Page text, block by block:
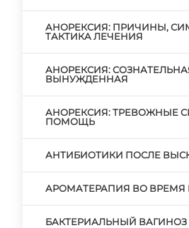
АНОРЕКСИЯ: ПРИЧИНЫ,
ТАКТИКА ЛЕЧЕНИЯ
АНОРЕКСИЯ:
ВЫНУЖДЕННАЯ
АНОРЕКСИЯ: ТРЕВОЖНЫЕ
ПОМОЩЬ
АНТИБИОТИКИ ПОСЛЕ
АРОМАТЕРАПИЯ ВО ВРЕМЯ
БАКТЕРИАЛЬНЫЙ ВАГИНОЗ